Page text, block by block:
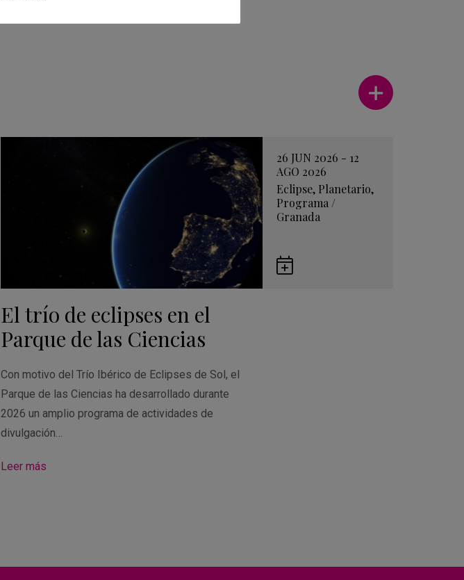
Ver más
26 JUN 2026 - 12
AGO 2026
Eclipse, Planetario,
Programa /
Granada
El trío de eclipses en el
Parque de las Ciencias
Con motivo del Trío Ibérico de Eclipses de Sol, el
Parque de las Ciencias ha desarrollado durante
2026 un amplio programa de actividades de
divulgación…
Leer más